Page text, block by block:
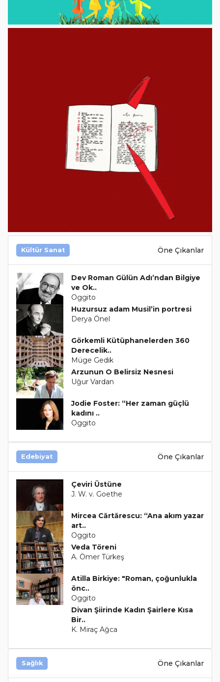
Kültür Sanat Öne Çıkanlar
Dev Roman Gülün Adı’ndan Bilgiye
ve Ok..
Oggito
Huzursuz adam Musil’in portresi
Derya Önel
Görkemli Kütüphanelerden 360
Derecelik..
Müge Gedik
Arzunun O Belirsiz Nesnesi
Uğur Vardan
Jodie Foster: “Her zaman güçlü
kadını ..
Oggito
Edebiyat Öne Çıkanlar
Çeviri Üstüne
J. W. v. Goethe
Mircea Cărtărescu: “Ana akım yazar
art..
Oggito
Veda Töreni
A. Ömer Türkeş
Atilla Birkiye: "Roman, çoğunlukla
önc..
Oggito
Divan Şiirinde Kadın Şairlere Kısa
Bir..
K. Miraç Ağca
Sağlık Öne Çıkanlar